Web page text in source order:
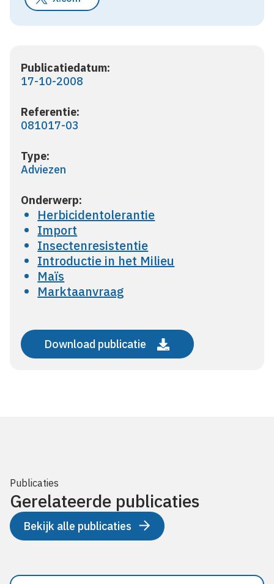
Publicatiedatum:
17-10-2008
Referentie:
081017-03
Type:
Adviezen
Onderwerp:
Herbicidentolerantie
Import
Insectenresistentie
Introductie in het Milieu
Maïs
Marktaanvraag
Download publicatie
Publicaties
Gerelateerde publicaties
Bekijk alle publicaties